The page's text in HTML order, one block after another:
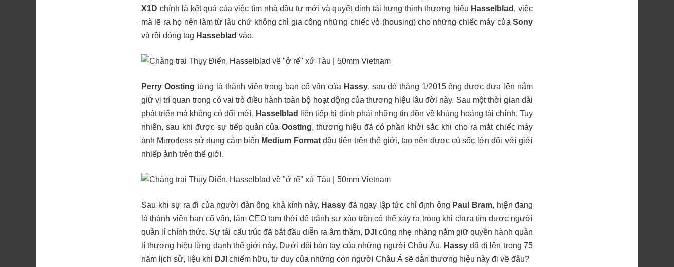
X1D chính là kết quả của việc tìm nhà đầu tư mới và quyết định tái hưng thịnh thương hiệu Hasselblad , việc
mà lẽ ra họ nên làm từ lâu chứ không chỉ gia công những chiếc vỏ (housing) cho những chiếc máy của Sony
và rồi đóng tag Hasseblad vào.
Perry Oosting từng là thành viên trong ban cố vấn của Hassy, sau đó tháng 1/2015 ông được đưa lên nắm
giữ vị trí quan trong có vai trò điều hành toàn bộ hoạt dộng của thương hiệu lâu đời này. Sau một thời gian dài
phát triển mà không có đổi mới, Hasselblad
liên tiếp bị dính phải những tin đồn về khủng hoảng tài chính. Tuy
nhiên, sau khi được sự tiếp quản của Oosting, thương hiệu đã có phần khởi sắc khi cho ra mắt chiếc máy
ảnh Mirrorless sử dụng cảm biến Medium Formatđầu tiên trên thế giới, tạo nên được cú sốc lớn đối với giới
nhiếp ảnh trên thế giới.
Sau khi sự ra đi của người đàn ông khả kính này, Hassy đã ngay lập tức chỉ định ông Paul Bram, hiện đang
là thành viên ban cố vấn, làm CEO tạm thời để tránh sự xáo trộn có thể xảy ra trong khi chưa tìm được người
quản lí chính thức. Sự tái cấu trúc đã bắt đầu diễn ra âm thầm, DJI cũng nhẹ nhàng nắm giữ quyền hành quản
lí thương hiệu lừng danh thế giới này. Dưới đôi bàn tay của những người Châu Âu, Hassyđã đi lên trong 75
năm lịch sử, liệu khi DJI chiếm hữu, tư duy của những con người Châu Á sẽ dẫn thương hiệu này đi về đâu?